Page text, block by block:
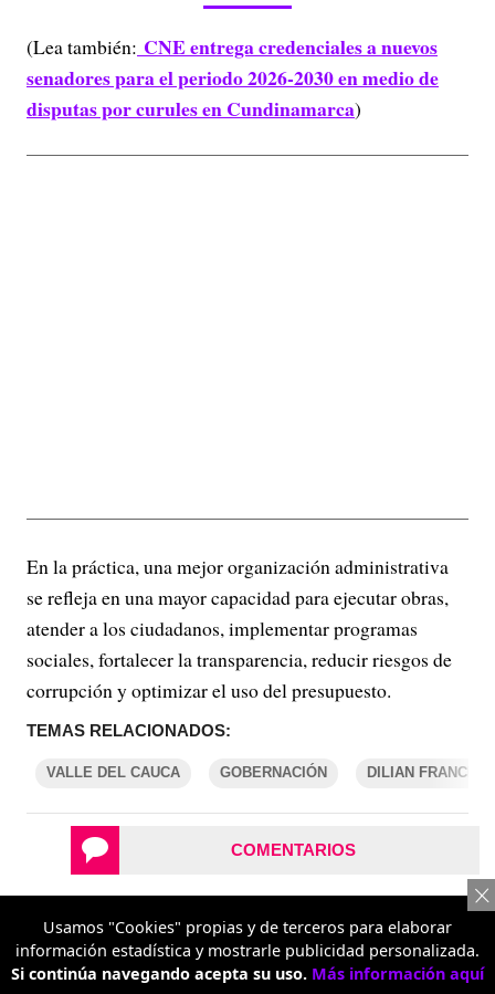
(Lea también: CNE entrega credenciales a nuevos
senadores para el periodo 2026-2030 en medio de
disputas por curules en Cundinamarca)
En la práctica, una mejor organización administrativa
se refleja en una mayor capacidad para ejecutar obras,
atender a los ciudadanos, implementar programas
sociales, fortalecer la transparencia, reducir riesgos de
corrupción y optimizar el uso del presupuesto.
TEMAS RELACIONADOS:
VALLE DEL CAUCA GOBERNACIÓN DILIAN
COMENTARIOS
REPORTAR UN ERROR
Usamos "Cookies" propias y de terceros para elaborar
información estadística y mostrarle publicidad personalizada.
Si continúa navegando acepta su uso. Más información aquí